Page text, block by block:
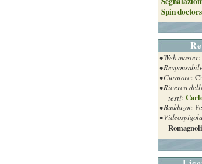
Spin doctors
• Web master:
• Responsabile
• Curatore:
• Ricerca
testi:
• Buddazot:
•
Romagnoli